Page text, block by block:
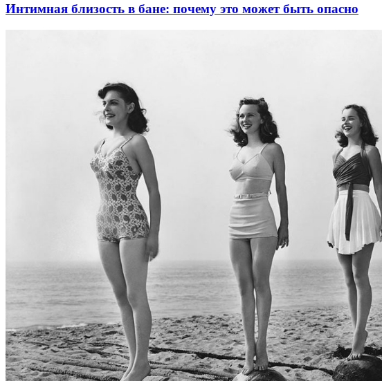
Интимная близость в бане: почему это может быть опасно